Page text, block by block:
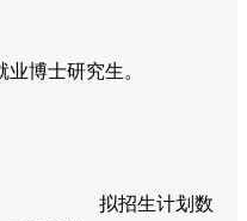
博士研究生。
拟招生计划数